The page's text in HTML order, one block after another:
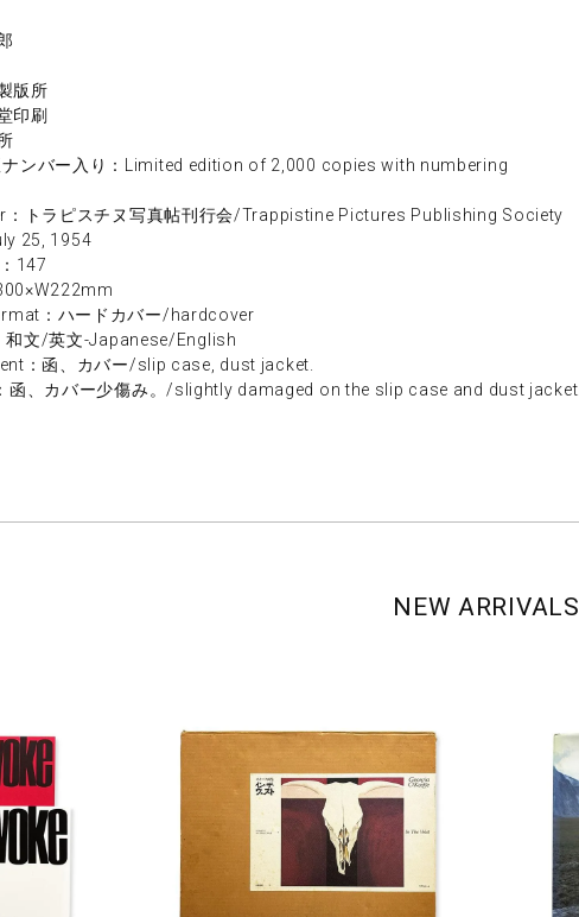
版所
印刷
ナンバー入り：Limited edition of 2,000 copies with numbering
：トラピスチヌ写真帖刊行会/Trappistine Pictures Publishing Society
25, 1954
147
：ハードカバー/hardcover
和文/英文-Japanese/English
：函、カバー/slip case, dust jacket.
函、カバー少傷み。/slightly damaged on the slip case and dust jacket.
NEW ARRIVALS